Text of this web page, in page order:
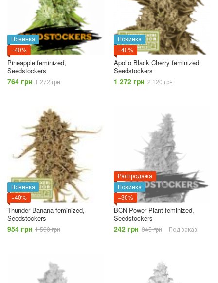
Новинка
−40%
Pineapple feminized,
Seedstockers
764 грн 1 272 грн
Новинка
−40%
Apollo Black Cherry feminized,
Seedstockers
1 272 грн 2 120 грн
Новинка
−40%
Thunder Banana feminized,
Seedstockers
954 грн 1 590 грн
Распродажа
Новинка
−30%
BCN Power Plant feminized,
Seedstockers
242 грн 345 грн Под заказ